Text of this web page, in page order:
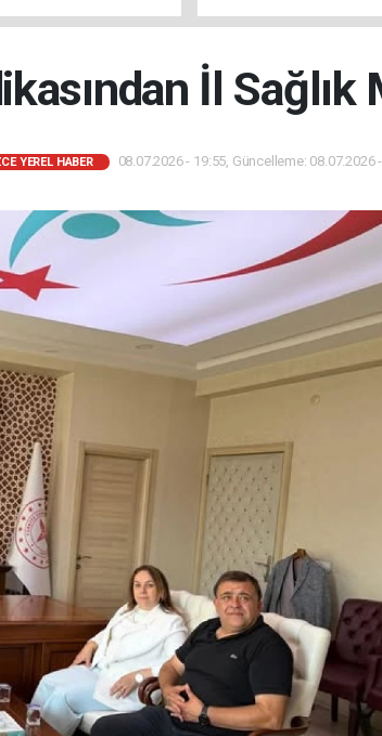
İl
YEREL HABER 08.07.2026 - 19:55, Güncelleme: 08.07.2026